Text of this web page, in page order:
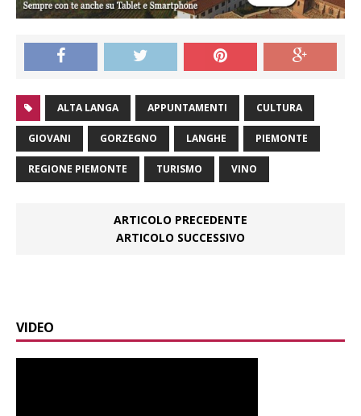
ALTA LANGA APPUNTAMENTI CULTURA
GIOVANI GORZEGNO LANGHE PIEMONTE
REGIONE PIEMONTE TURISMO VINO
ARTICOLO PRECEDENTE
ARTICOLO SUCCESSIVO
VIDEO